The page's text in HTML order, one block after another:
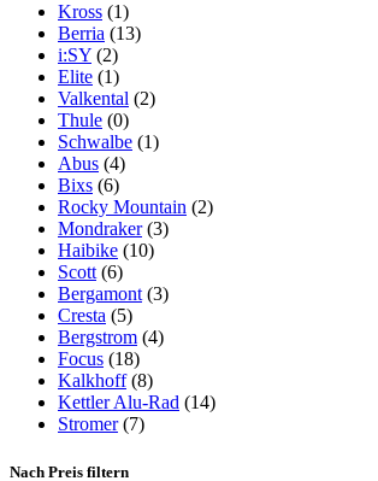
Kross (1)
Berria (13)
i:SY (2)
Elite (1)
Valkental (2)
Thule (0)
Schwalbe (1)
Abus (4)
Bixs (6)
Rocky Mountain (2)
Mondraker (3)
Haibike (10)
Scott (6)
Bergamont (3)
Cresta (5)
Bergstrom (4)
Focus (18)
Kalkhoff (8)
Kettler Alu-Rad (14)
Stromer (7)
Nach Preis filtern